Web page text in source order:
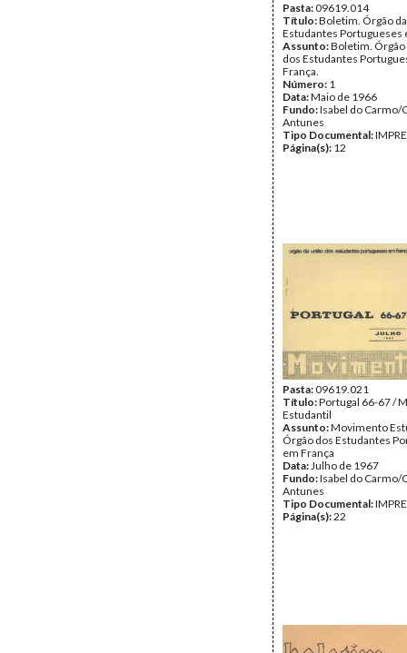
Pasta:09619.014
Título:Boletim. Órgão
Estudantes Portugueses
Assunto:Boletim. Órgão
dos Estudantes
França.
Número: 1
Data:Maio de 1966
Fundo:Isabel do Carmo/
Antunes
Tipo Documental:
Página(s): 12
Pasta:09619.021
Título:Portugal 66-67 /
Estudantil
Assunto:Movimento
Órgão dos Estudantes
em França
Data:Julho de 1967
Fundo:Isabel do Carmo/
Antunes
Tipo Documental:
Página(s):22